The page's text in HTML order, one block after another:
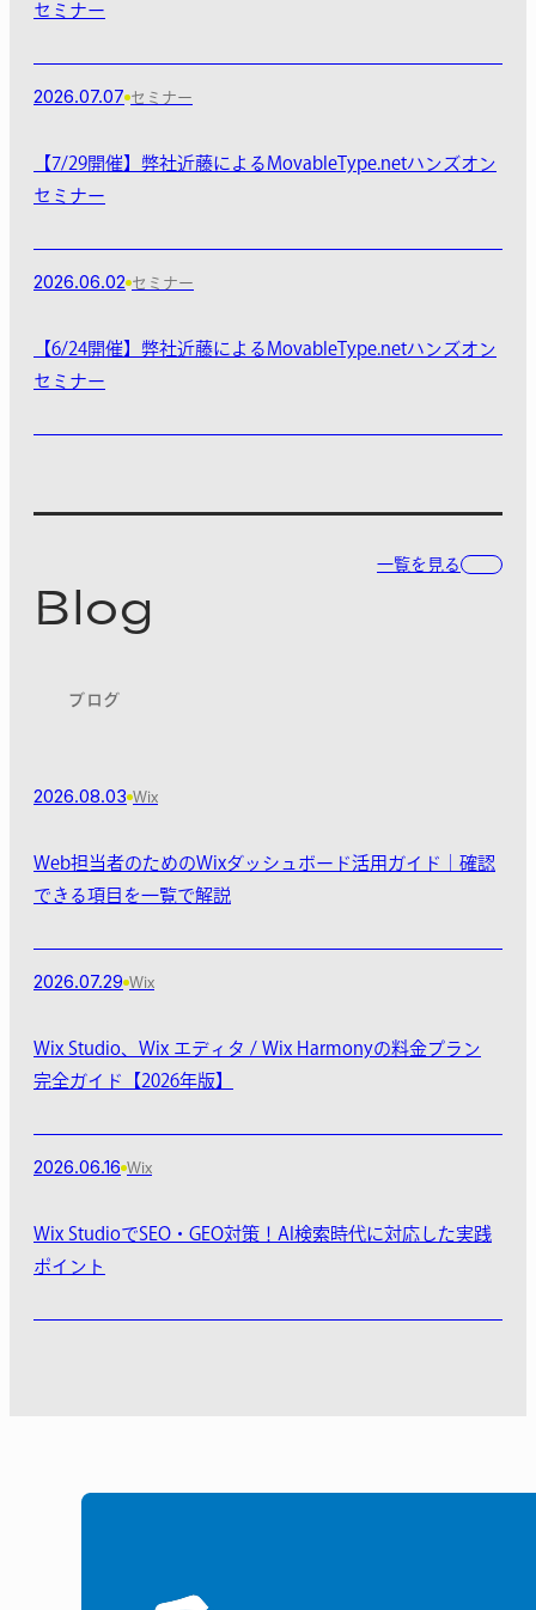
セミナー
2026.07.07 セミナー
【7/29開催】弊社近藤によるMovableType.netハンズオン
セミナー
2026.06.02 セミナー
【6/24開催】弊社近藤によるMovableType.netハンズオン
セミナー
Blog
ブログ
一覧を見る
2026.08.03 Wix
Web担当者のためのWixダッシュボード活用ガイド｜確認
できる項目を一覧で解説
2026.07.29 Wix
Wix Studio、Wix エディタ / Wix Harmonyの料金プラン
完全ガイド【2026年版】
2026.06.16 Wix
Wix StudioでSEO・GEO対策！AI検索時代に対応した実践
ポイント